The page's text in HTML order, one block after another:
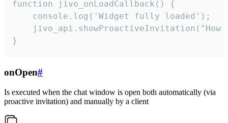
function jivo_onLoadCallback() {
    console.log('Widget fully loaded');
jivo_api.showProactiveInvitation("How
}
onOpen#
Is executed when the chat window is open both automatically (via
proactive invitation) and manually by a client